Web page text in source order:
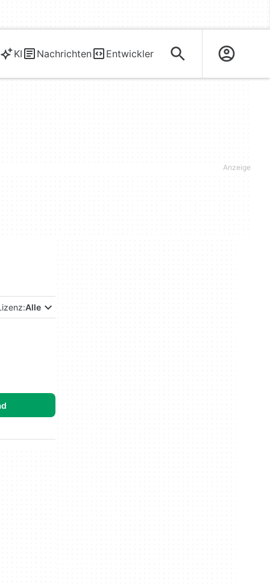
KI Nachrichten Entwickler
Alle